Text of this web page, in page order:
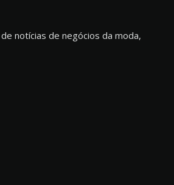
notícias de negócios da moda,